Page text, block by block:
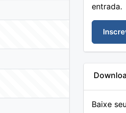
entrada.
Baixe